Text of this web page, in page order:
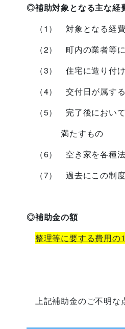
◎補助対象となる主な経
（1） 対象となる経費
（2） 町内の業者等
（3） 住宅に造り付け
（4） 交付日が属する
（5） 完了後において
満たすもの
（6） 空き家を各種法
（7） 過去にこの制度
◎補助金の額
整理等に要する費用の
上記補助金のご不明な